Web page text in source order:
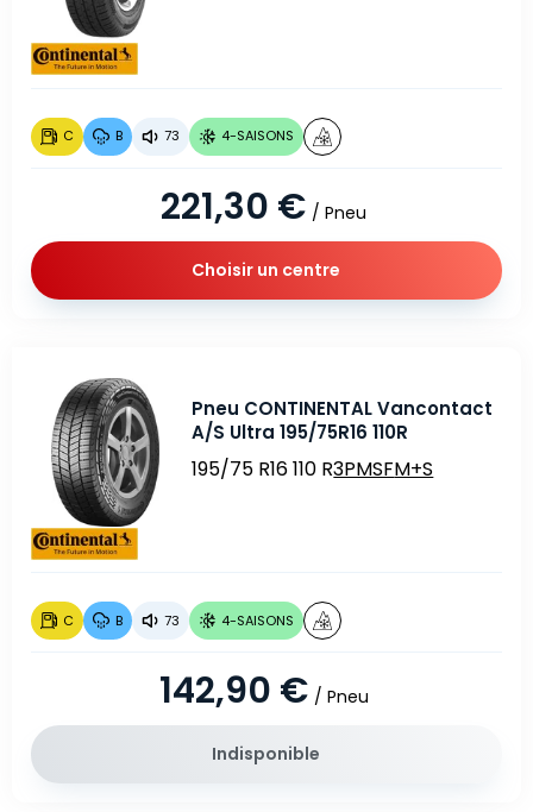
C B 73 4-SAISONS
221,30 € / Pneu
Choisir un centre
Pneu CONTINENTAL Vancontact
A/S Ultra 195/75R16 110R
195/75 R16 110 R3PMSFM+S
C B 73 4-SAISONS
142,90 € / Pneu
Indisponible